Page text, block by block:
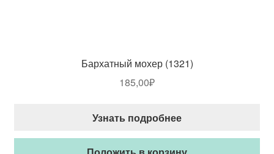
Бархатный мохер (1321)
185,00₽
Узнать подробнее